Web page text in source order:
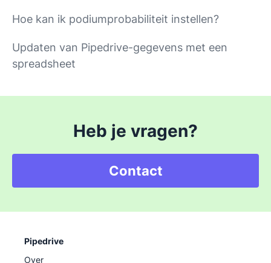
Hoe kan ik podiumprobabiliteit instellen?
Updaten van Pipedrive-gegevens met een
spreadsheet
Heb je vragen?
Contact
Pipedrive
Over